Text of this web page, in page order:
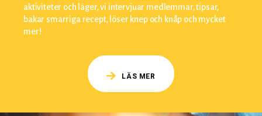
aktiviteter och läger, vi intervjuar medlemmar, tipsar,
bakar smarriga recept, löser knep och knåp och mycket
mer!
LÄS MER